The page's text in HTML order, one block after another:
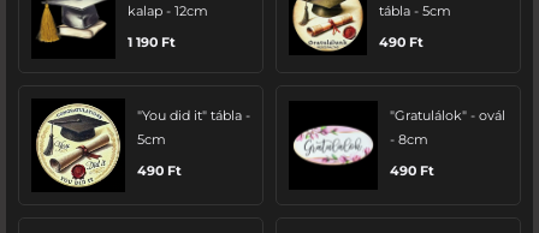
kalap - 12cm
1 190 Ft
tábla - 5cm
490 Ft
"You did it" tábla -
5cm
490 Ft
"Gratulálok" - ovál
- 8cm
490 Ft